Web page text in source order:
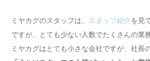
ミヤカグのスタッフは、 スタッフ紹介を見
ですが、とても少ない人数でたくさんの業
ミヤカグはとても小さな会社ですが、社長